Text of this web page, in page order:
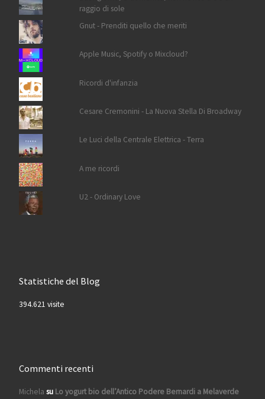
raggio di sole
Gnut - Prenditi quello che meriti
Apple Music, Spotify o Mixcloud?
Ricordi d'infanzia
Cesare Cremonini - La Nuova Stella Di Broadway
Le Luci della Centrale Elettrica - Terra
A me ricordi
U2 - Ordinary Love
Statistiche del Blog
394.621 visite
Commenti recenti
Michela su Lo yogurt bio dell’Antico Podere Bernardi a Melaverde